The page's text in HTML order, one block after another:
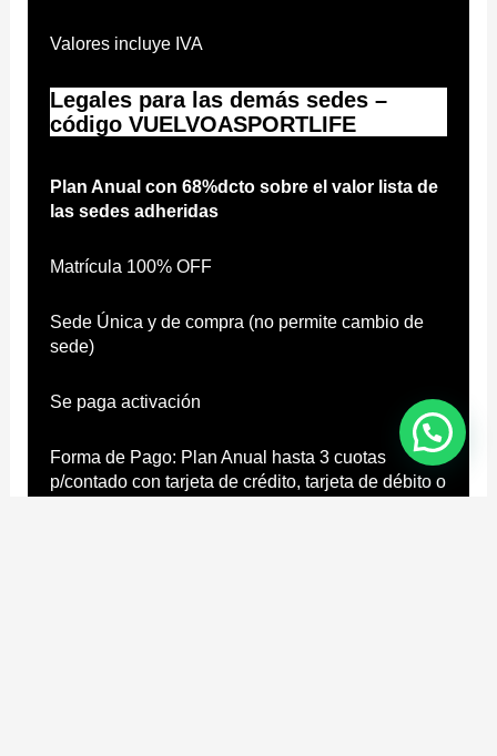
Valores incluye IVA
Legales para las demás sedes –
código VUELVOASPORTLIFE
Plan Anual con 68%dcto sobre el valor lista de
las sedes adheridas
Matrícula 100% OFF
Sede Única y de compra (no permite cambio de
sede)
Se paga activación
Forma de Pago: Plan Anual hasta 3 cuotas
p/contado con tarjeta de crédito, tarjeta de débito o